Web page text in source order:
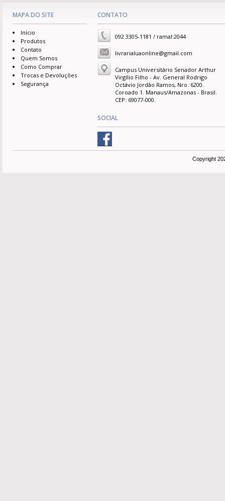
MAPA DO SITE
Início
Produtos
Contato
Quem Somos
Como Comprar
Trocas e Devoluções
Segurança
CONTATO
092 3305-1181 / ramal:2044
livrarialuaonline@gmail.com
Campus Universitário Senador Arthur
Virgílio Filho - Av. General Rodrigo
Octávio Jordão Ramos, Nro. 6200.
Coroado 1. Manaus/Amazonas - Brasil.
CEP: 69077-000.
SOCIAL
Copyright